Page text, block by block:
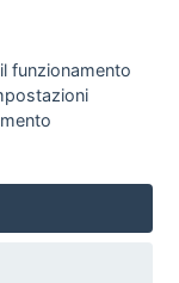
Scrivici
Via A. Costa, 2
funzionamento